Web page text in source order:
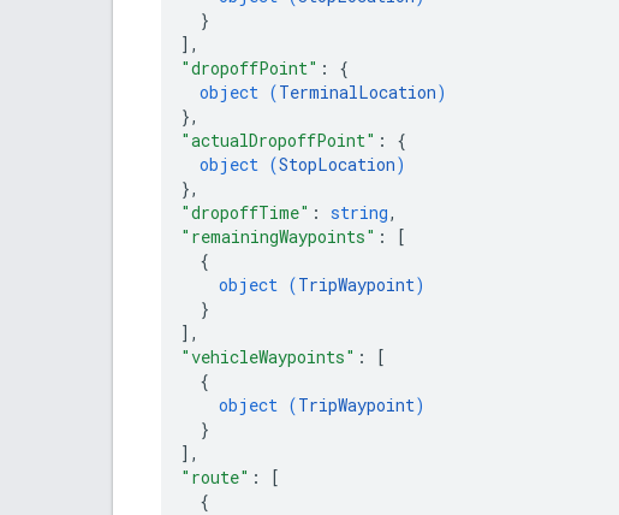
}
] ,
"dropoffPoint" : {
object (TerminalLocation)
},
"actualDropoffPoint" : {
object (StopLocation)
},
"dropoffTime" : string,
"remainingWaypoints" :
[
{
object (TripWaypoint)
}
] ,
"vehicleWaypoints" :
[
{
object (TripWaypoint)
}
] ,
"route" :
[
{